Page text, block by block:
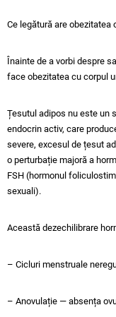
Ce legătură are obezitatea
Înainte de a vorbi despre
face obezitatea cu corpul
Țesutul adipos nu este un
endocrin activ, care
severe, excesul de țesut
o perturbație majoră a
FSH (hormonul
sexuali).
Această dezechilibrare
– Cicluri menstruale
– Anovulație — absența